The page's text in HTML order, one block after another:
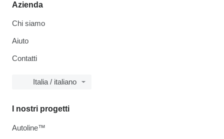
Azienda
Chi siamo
Aiuto
Contatti
Italia / italiano
I nostri progetti
Autoline™